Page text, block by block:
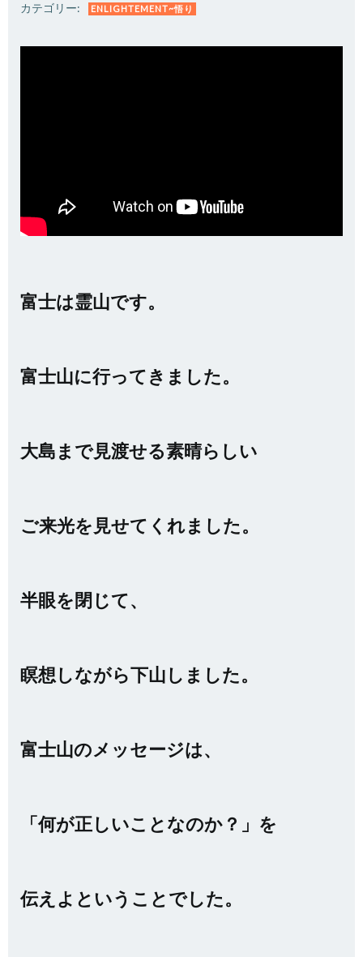
カテゴリー: ENLIGHTEMENT~悟り
富士は霊山です。
富士山に行ってきました。
大島まで見渡せる素晴らしい
ご来光を見せてくれました。
半眼を閉じて、
瞑想しながら下山しました。
富士山のメッセージは、
「何が正しいことなのか？」を
伝えよということでした。